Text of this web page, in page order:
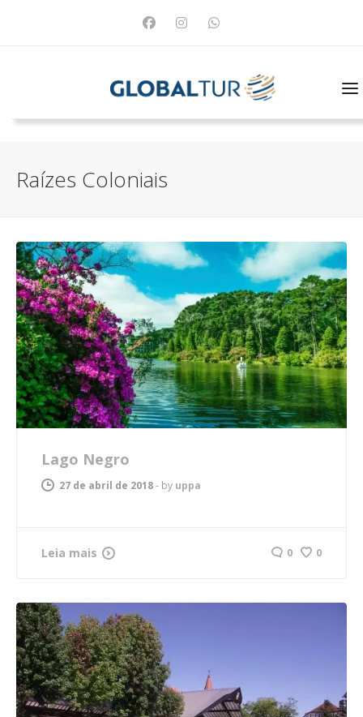
Raízes Coloniais
Lago Negro
27 de abril de 2018- by uppa
Leia mais 0 0